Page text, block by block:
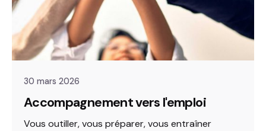
30 mars 2026
Accompagnement vers l'emploi
Vous outiller, vous préparer, vous entraîner